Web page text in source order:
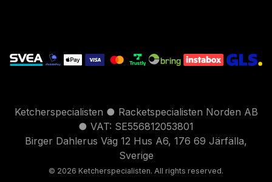
Ketcherspecialisten ● Racketspecialisten Norden AB
● VAT: SE556812053801
Birger Dahlerus Väg 12 Hus A6, 176 69 Järfälla,
Sverige
© 2026 Ketcherspecialisten. All rights reserved.